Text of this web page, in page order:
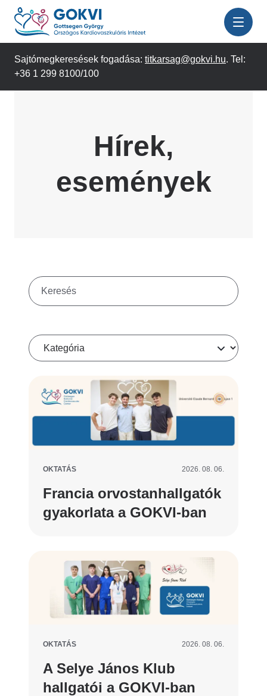
Ugrás
tartalomra
Sajtómegkeresések fogadása: titkarsag@gokvi.hu. Tel:
+36 1 299 8100/100
Hírek,
események
Keresés
Kategória
OKTATÁS 2026. 08. 06.
Francia orvostanhallgatók
gyakorlata a GOKVI-ban
OKTATÁS 2026. 08. 06.
A Selye János Klub
hallgatói a GOKVI-ban